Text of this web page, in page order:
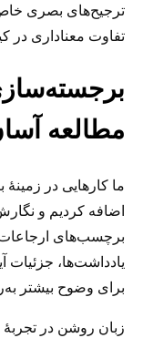
ترجیح‌های بصری خاص
تفاوت معناداری در
مطالعه
ما کارهایی در
اضافه کردیم و
برچسب‌های ارجاعات
یادداشت‌ها، جزئیات
برای وضوح بیشتر
زبان روشن در